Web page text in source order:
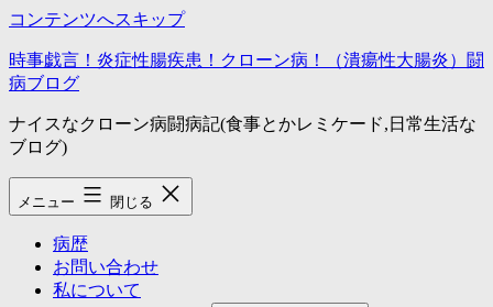
コンテンツへスキップ
時事戯言！炎症性腸疾患！クローン病！（潰瘍性大腸炎）闘
病ブログ
ナイスなクローン病闘病記(食事とかレミケード,日常生活な
ブログ)
メニュー 閉じる
病歴
お問い合わせ
私について